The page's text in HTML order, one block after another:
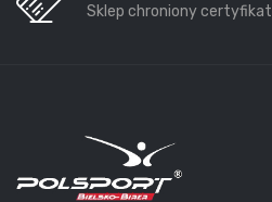
Sklep chroniony